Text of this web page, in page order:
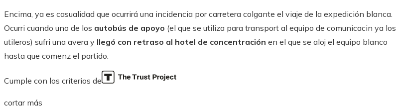
Encima, ya es casualidad que ocurrirá una incidencia por carretera colgante el viaje de la expedición blanca.
Ocurri cuando uno de los autobús de apoyo (el que se utiliza para transport al equipo de comunicacin ya los
utileros) sufri una avera y llegó con retraso al hotel de concentración en el que se aloj el equipo blanco
hasta que comenz el partido.
Cumple con los criterios de
cortar más